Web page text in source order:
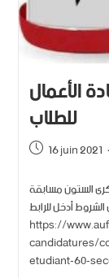
الأعمال
للطلاب
16 juin 2021
الستون مسابقة
الشروط أدخل للرابط
https://
candidatures/
etudiant-60-